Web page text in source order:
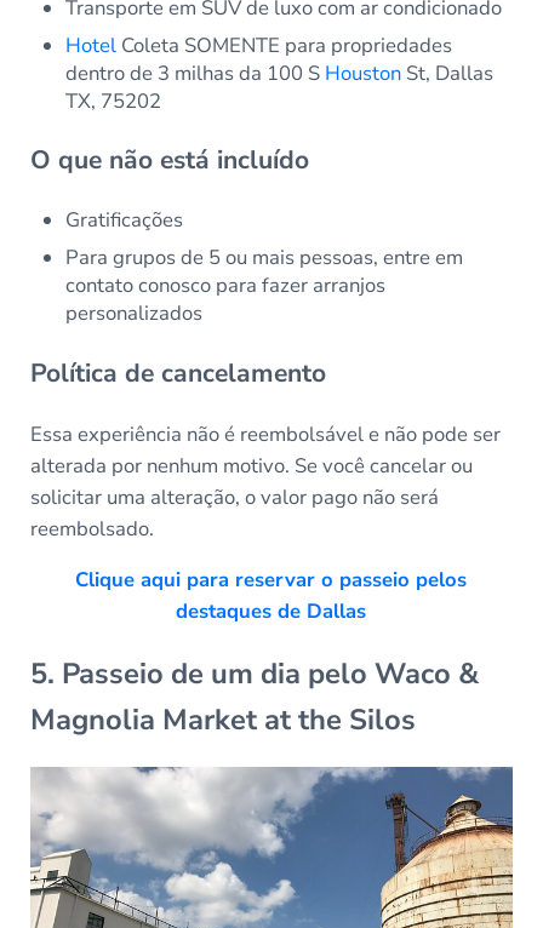
Transporte em SUV de luxo com ar condicionado
Hotel Coleta SOMENTE para propriedades
dentro de 3 milhas da 100 S Houston St, Dallas
TX, 75202
O que não está incluído
Gratificações
Para grupos de 5 ou mais pessoas, entre em
contato conosco para fazer arranjos
personalizados
Política de cancelamento
Essa experiência não é reembolsável e não pode ser
alterada por nenhum motivo. Se você cancelar ou
solicitar uma alteração, o valor pago não será
reembolsado.
Clique aqui para reservar o passeio pelos
destaques de Dallas
5. Passeio de um dia pelo Waco &
Magnolia Market at the Silos